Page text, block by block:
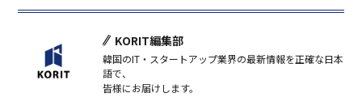
KORIT編集部
韓国のIT・スタートアップ業界の最新情報を正確な日本
語で、
皆様にお届けします。